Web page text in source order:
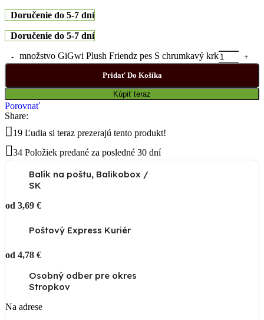
Doručenie do 5-7 dní
Doručenie do 5-7 dní
množstvo GiGwi Plush Friendz pes S chrumkavý krk
Pridať Do Košíka
Kúpiť teraz
Porovnať
Share:
19 Ľudia si teraz prezerajú tento produkt!
34 Položiek predané za posledné 30 dní
Balík na poštu, Balikobox /
SK
od 3,69 €
Poštový Express Kuriér
od 4,78 €
Osobný odber pre okres
Stropkov
Na adrese